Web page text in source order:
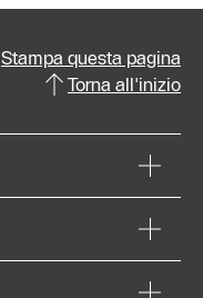
Stampa questa pagina
Torna all'inizio